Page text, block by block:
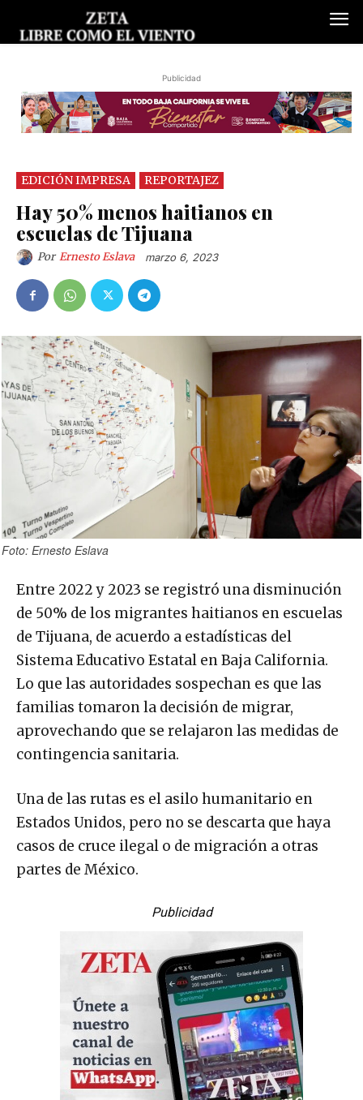
Publicidad
EDICIÓN IMPRESA REPORTAJEZ
Hay 50% menos haitianos en
escuelas de Tijuana
Por Ernesto Eslava marzo 6, 2023
Foto: Ernesto Eslava
Entre 2022 y 2023 se registró una disminución
de 50% de los migrantes haitianos en escuelas
de Tijuana, de acuerdo a estadísticas del
Sistema Educativo Estatal en Baja California.
Lo que las autoridades sospechan es que las
familias tomaron la decisión de migrar,
aprovechando que se relajaron las medidas de
contingencia sanitaria.
Una de las rutas es el asilo humanitario en
Estados Unidos, pero no se descarta que haya
casos de cruce ilegal o de migración a otras
partes de México.
Publicidad